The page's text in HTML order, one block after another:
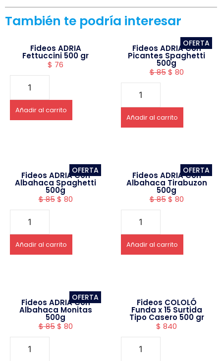
También te podría interesar
Fideos ADRIA
Fettuccini 500 gr
$ 76
Añadir al carrito
OFERTA
Fideos ADRIA Con
Picantes Spaghetti
500g
$85 $ 80
Añadir al carrito
OFERTA
Fideos ADRIA Con
Albahaca Spaghetti
500g
$85 $ 80
Añadir al carrito
OFERTA
Fideos ADRIA Con
Albahaca Tirabuzon
500g
$85 $ 80
Añadir al carrito
OFERTA
Fideos ADRIA Con
Albahaca Monitas
500g
$85 $ 80
Fideos COLOLÓ
Funda x 15 Surtida
Tipo Casero 500 gr
$ 840